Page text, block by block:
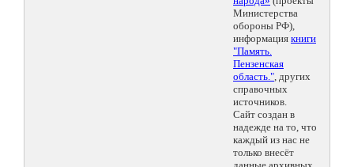
Министерства
обороны РФ),
информация книги
"Память.
Пензенская
область.", других
справочных
источников.
Сайт создан в
надежде на то, что
каждый из нас не
только внесёт